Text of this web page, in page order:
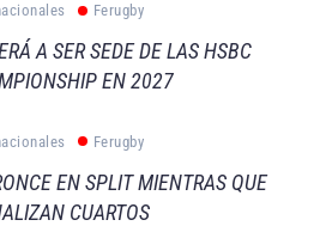
Ferugby
A SER SEDE DE LAS HSBC
EN 2027
Ferugby
EN SPLIT MIENTRAS QUE
CUARTOS